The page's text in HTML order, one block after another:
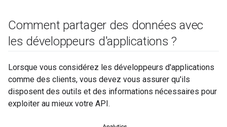
Comment partager des données avec
les développeurs d'applications ?
Lorsque vous considérez les développeurs d'applications
comme des clients, vous devez vous assurer qu'ils
disposent des outils et des informations nécessaires pour
exploiter au mieux votre API.